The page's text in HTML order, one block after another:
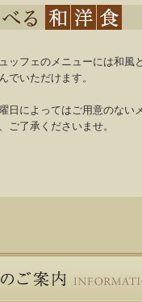
ッフェのメニューには和風
でいただけます。
日によってはご用意のない
ご了承くださいませ。